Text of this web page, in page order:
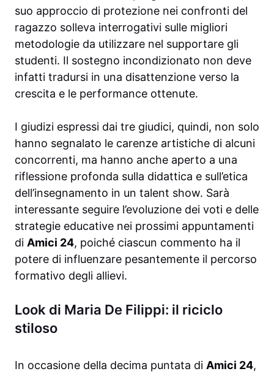
suo approccio di protezione nei confronti del
ragazzo solleva interrogativi sulle migliori
metodologie da utilizzare nel supportare gli
studenti. Il sostegno incondizionato non deve
infatti tradursi in una disattenzione verso la
crescita e le performance ottenute.
I giudizi espressi dai tre giudici, quindi, non solo
hanno segnalato le carenze artistiche di alcuni
concorrenti, ma hanno anche aperto a una
riflessione profonda sulla didattica e sull’etica
dell’insegnamento in un talent show. Sarà
interessante seguire l’evoluzione dei voti e delle
strategie educative nei prossimi appuntamenti
di Amici 24, poiché ciascun commento ha il
potere di influenzare pesantemente il percorso
formativo degli allievi.
Look di Maria De Filippi: il riciclo
stiloso
In occasione della decima puntata di Amici 24,